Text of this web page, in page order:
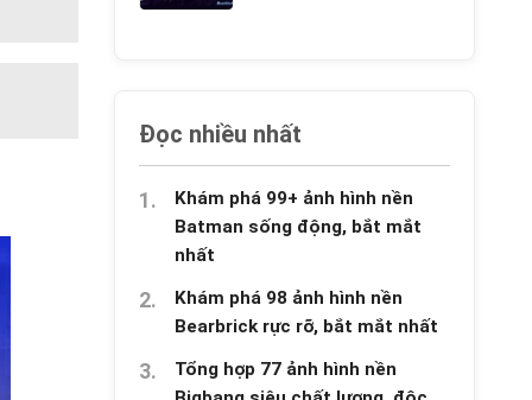
Đọc nhiều nhất
Khám phá 99+ ảnh hình nền
Batman sống động, bắt mắt
nhất
Khám phá 98 ảnh hình nền
Bearbrick rực rỡ, bắt mắt nhất
Tổng hợp 77 ảnh hình nền